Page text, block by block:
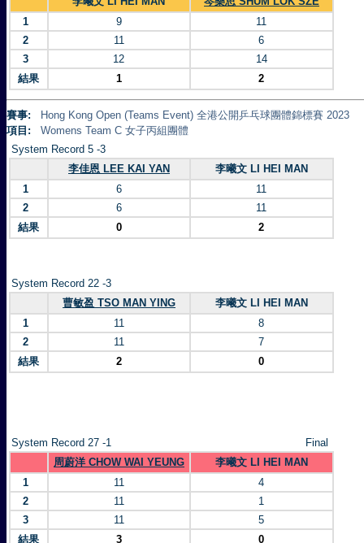
1
9
11
2
11
6
3
12
14
結果
1 2
賽事:
Hong Kong Open (Teams Event) 全港公開乒乓球團體錦標賽 2023
項目:
Womens Team C 女子丙組團體
System Record 5 -3
李佳恩 LEE KAI YAN
李曦文 LI HEI MAN
1
6
11
2
6
11
結果
0 2
System Record 22 -3
曹敏盈 TSO MAN YING
李曦文 LI HEI MAN
1
11
8
2
11
7
結果
2 0
System Record 27 -1
Final
周蔚洋 CHOW WAI YEUNG
李曦文 LI HEI MAN
1
11
4
2
11
1
3
11
5
結果
3 0